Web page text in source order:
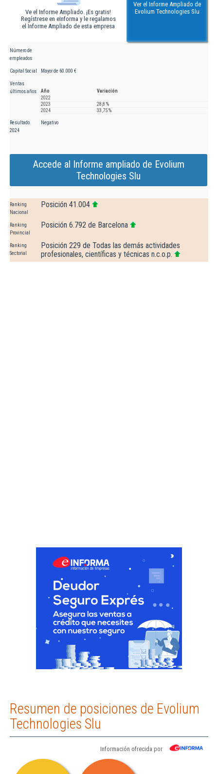
Ve el Informe Ampliado. ¡Es gratis!
Regístrese en eInforma y le regalamos
el Informe Ampliado de esta empresa
Ver el Informe Ampliado de
Evolium Technologies Slu
Número de
empleados
Capital Social Mayor de 60.000 €
Ventas
últimos años
Año
Variación
2022
2023
28,8 %
2024
33,75 %
Resultado
2024
Negativo
Accede al Informe ampliado de Evolium
Technologies Slu
Ranking
Nacional
Posición 41.004
Ranking
Provincial
Posición 6.792 de Barcelona
Ranking
Sectorial
Posición 229 de Todas las demás actividades
profesionales, científicas y técnicas n.c.o.p.
Resumen de posiciones de Evolium
Technologies Slu
Información ofrecida por